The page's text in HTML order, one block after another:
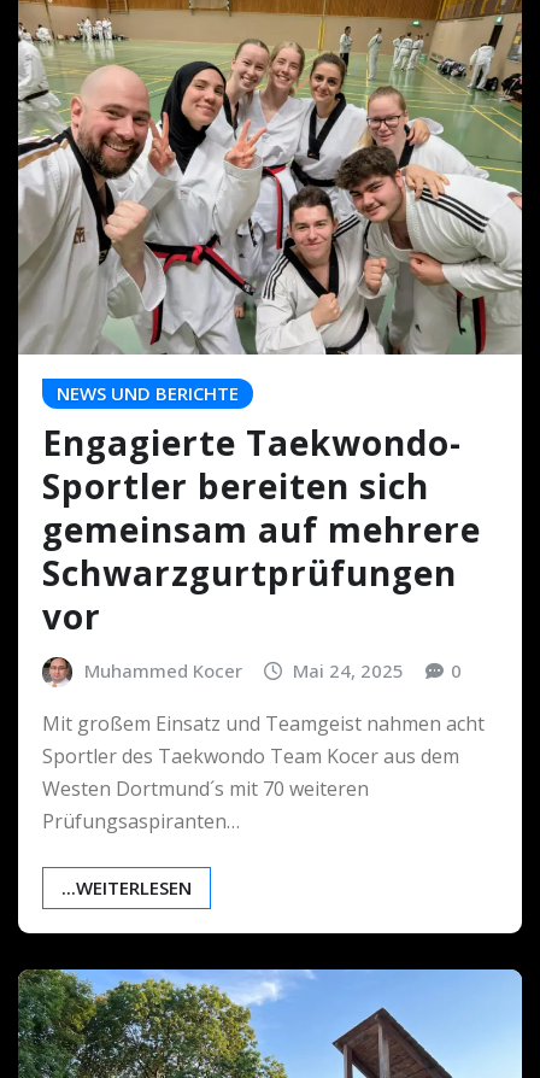
NEWS UND BERICHTE
Engagierte Taekwondo-
Sportler bereiten sich
gemeinsam auf mehrere
Schwarzgurtprüfungen
vor
Muhammed Kocer Mai 24, 2025 0
Mit großem Einsatz und Teamgeist nahmen acht
Sportler des Taekwondo Team Kocer aus dem
Westen Dortmund´s mit 70 weiteren
Prüfungsaspiranten…
...WEITERLESEN